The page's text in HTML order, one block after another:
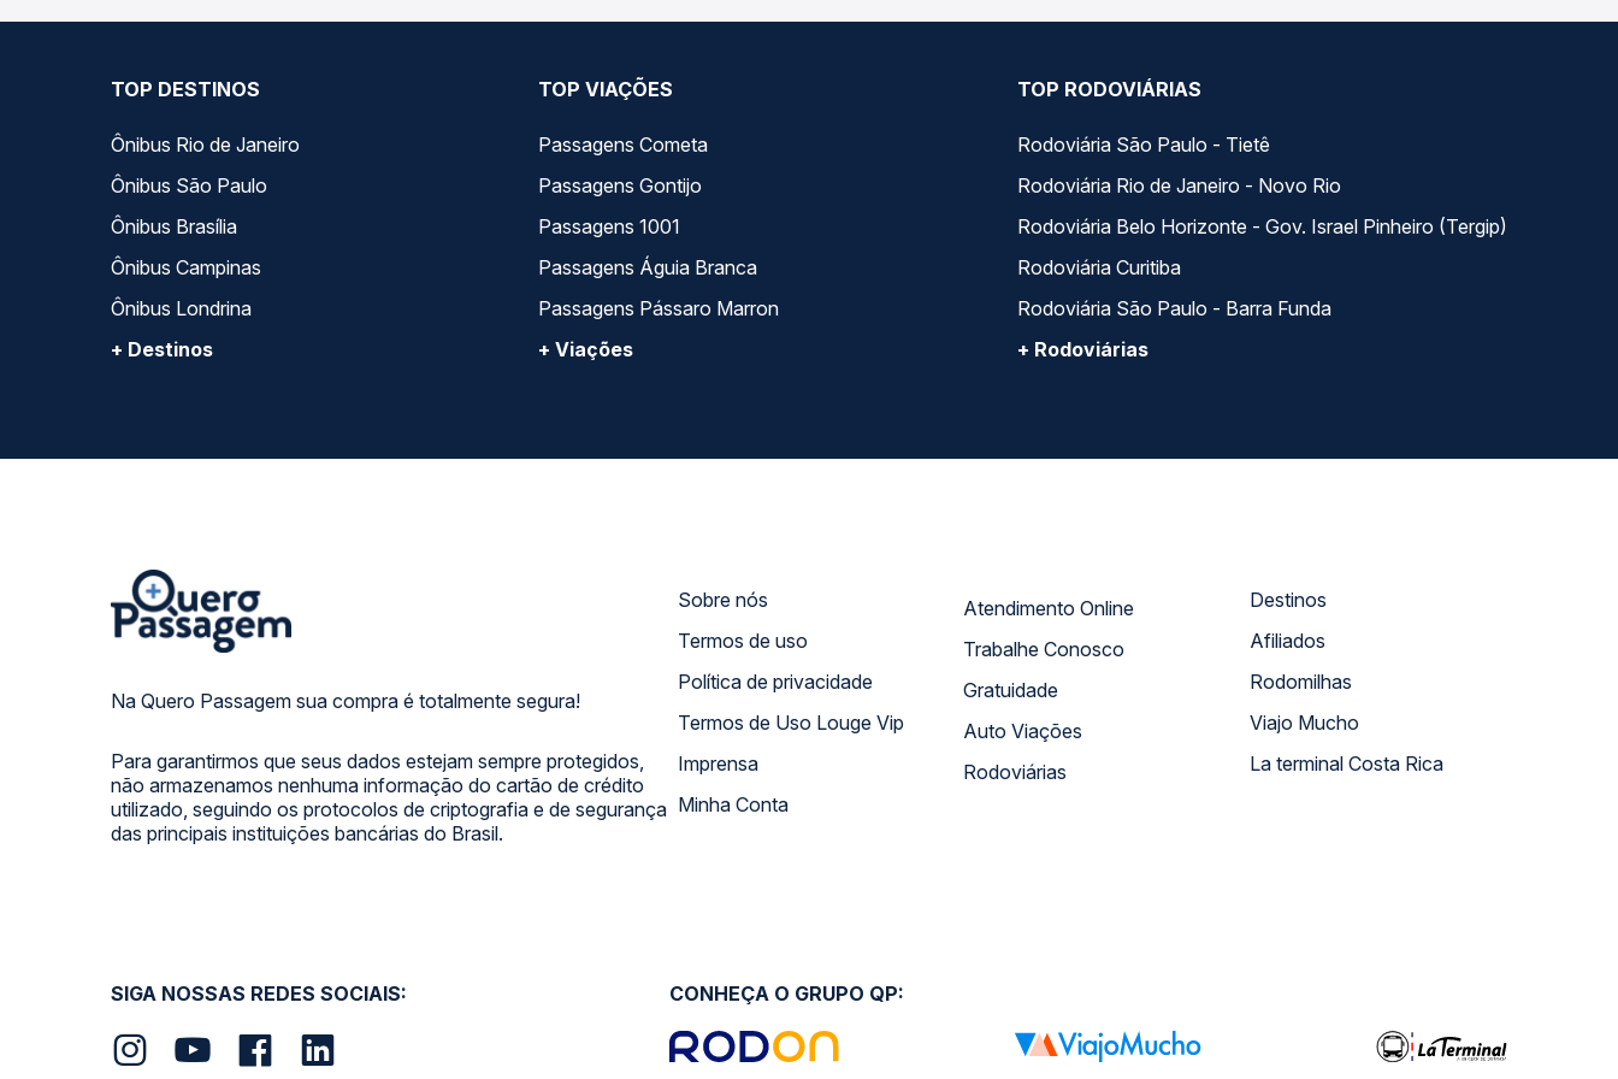
TOP DESTINOS
Ônibus Rio de Janeiro
Ônibus São Paulo
Ônibus Brasília
Ônibus Campinas
Ônibus Londrina
+ Destinos
TOP VIAÇÕES
Passagens Cometa
Passagens Gontijo
Passagens 1001
Passagens Águia Branca
Passagens Pássaro Marron
+ Viações
TOP RODOVIÁRIAS
Rodoviária São Paulo - Tietê
Rodoviária Rio de Janeiro - Novo Rio
Rodoviária Belo Horizonte - Gov. Israel Pinheiro (Tergip)
Rodoviária Curitiba
Rodoviária São Paulo - Barra Funda
+ Rodoviárias
Na Quero Passagem sua compra é totalmente segura!
Para garantirmos que seus dados estejam sempre protegidos,
não armazenamos nenhuma informação do cartão de crédito
utilizado, seguindo os protocolos de criptografia e de segurança
das principais instituições bancárias do Brasil.
Sobre nós
Termos de uso
Política de privacidade
Termos de Uso Louge Vip
Imprensa
Minha Conta
Atendimento Online
Trabalhe Conosco
Gratuidade
Auto Viações
Rodoviárias
Destinos
Afiliados
Rodomilhas
Viajo Mucho
La terminal Costa Rica
SIGA NOSSAS REDES SOCIAIS: CONHEÇA O GRUPO QP: